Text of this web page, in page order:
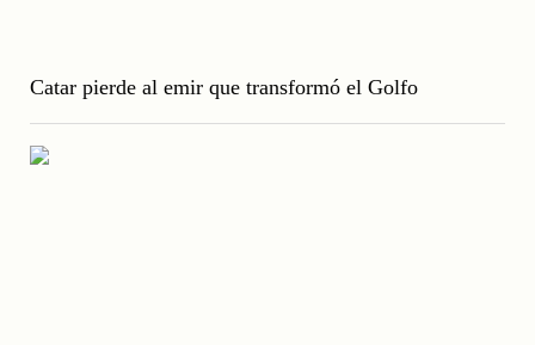
Catar pierde al emir que transformó el Golfo